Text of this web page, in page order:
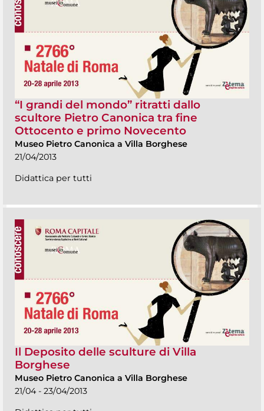
“I grandi del mondo” ritratti dallo
scultore Pietro Canonica tra fine
Ottocento e primo Novecento
Museo Pietro Canonica a Villa Borghese
21/04/2013
Didattica per tutti
Il Deposito delle sculture di Villa
Borghese
Museo Pietro Canonica a Villa Borghese
21/04 - 23/04/2013